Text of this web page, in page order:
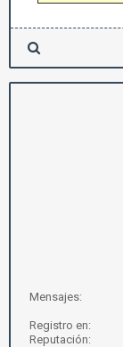
Mensajes:
Registro en:
Reputación: